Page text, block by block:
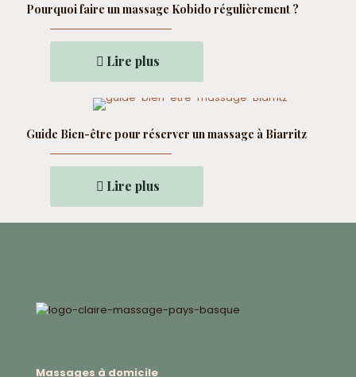
Pourquoi faire un massage Kobido régulièrement ?
Lire plus
Guide Bien-être pour réserver un massage à Biarritz
Lire plus
Massages à domicile